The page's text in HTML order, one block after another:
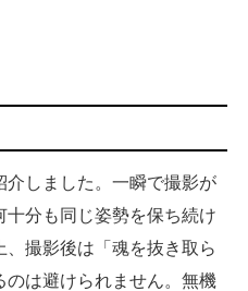
しました。一瞬で撮影が
分も同じ姿勢を保ち続け
撮影後は「魂を抜き取ら
のは避けられません。無機